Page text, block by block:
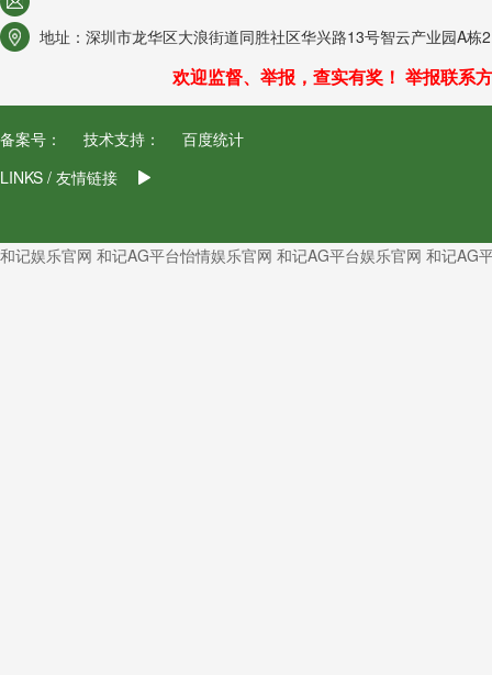
地址：深圳市龙华区大浪街道同胜社区华兴路13号智云产业园A栋
欢迎监督、举报，查实有奖！ 举报联系
备案号： 技术支持：
百度统计
LINKS / 友情链接
和记娱乐官网 和记AG平台怡情娱乐官网 和记AG平台娱乐官网 和记AG